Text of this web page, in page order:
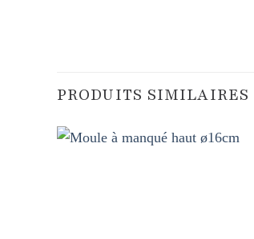
PRODUITS SIMILAIRES